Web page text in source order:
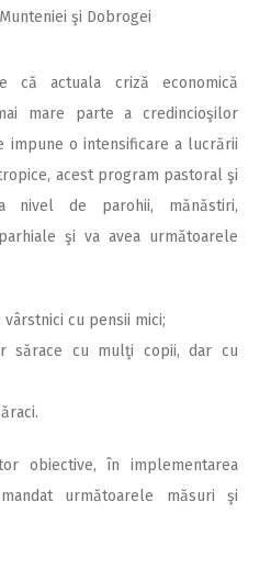
şi Dobrogei
că actuala criză economică
mare parte a credincioşilor
impune o intensificare a lucrării
acest program pastoral şi
de parohii, mănăstiri,
şi va avea următoarele
cu pensii mici;
cu mulţi copii, dar cu
obiective, în implementarea
următoarele măsuri şi